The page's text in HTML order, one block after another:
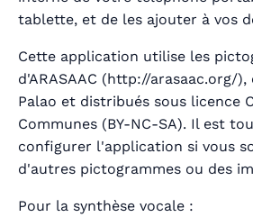
tablette, et de les ajouter à vos
Cette application utilise les
d'ARASAAC (http://arasaac.org/),
Palao et distribués sous licence
Communes (BY-NC-SA). Il est
configurer l'application si vous
d'autres pictogrammes ou des
Pour la synthèse vocale :